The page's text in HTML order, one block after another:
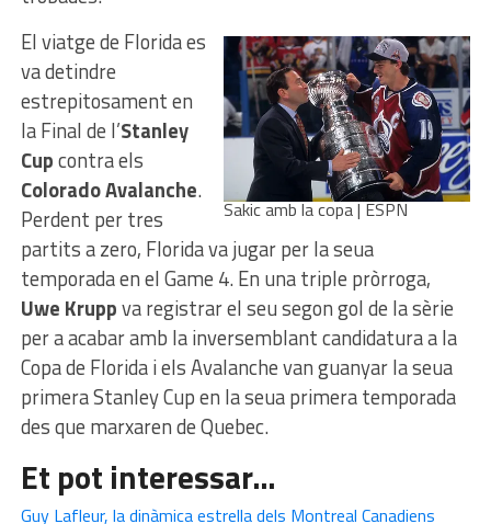
Sakic amb la copa | ESPN
El viatge de Florida es
va detindre
estrepitosament en
la Final de l’Stanley
Cupcontra els
Colorado Avalanche.
Perdent per tres
partits a zero, Florida va jugar per la seua
temporada en el Game 4. En una triple pròrroga,
Uwe Kruppva registrar el seu segon gol de la sèrie
per a acabar amb la inversemblant candidatura a la
Copa de Florida i els Avalanche van guanyar la seua
primera Stanley Cup en la seua primera temporada
des que marxaren de Quebec.
Et pot interessar…
Guy Lafleur, la dinàmica estrella dels Montreal Canadiens